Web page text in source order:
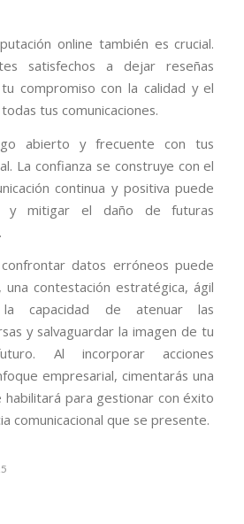
online también es crucial.
satisfechos a dejar reseñas
compromiso con la calidad y el
tus comunicaciones.
abierto y frecuente con tus
La confianza se construye con el
continua y positiva puede
y mitigar el daño de futuras
datos erróneos puede
una contestación estratégica, ágil
capacidad de atenuar las
y salvaguardar la imagen de tu
Al incorporar acciones
empresarial, cimentarás una
para gestionar con éxito
comunicacional que se presente.